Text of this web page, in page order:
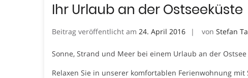
Ihr Urlaub an der Ostseeküste
Beitrag veröffentlicht am 24. April 2016 von Stefan
Sonne, Strand und Meer bei einem Urlaub an der
Relaxen Sie in unserer komfortablen Ferienwohnung